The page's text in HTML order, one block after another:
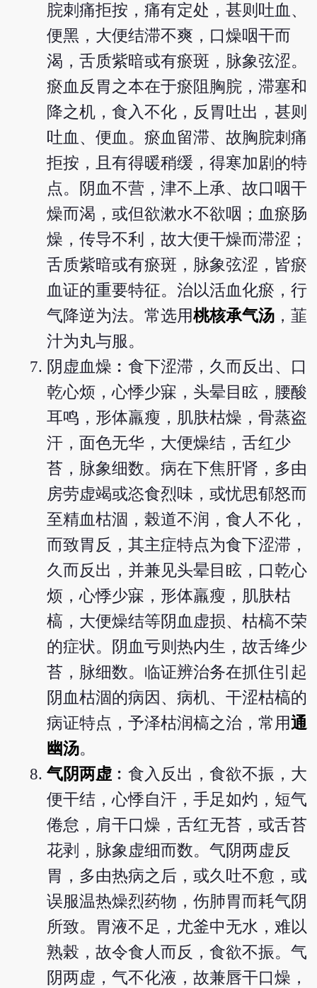
脘刺痛拒按，痛有定处，甚则吐血、
便黑，大便结滞不爽，口燥咽干而
渴，舌质紫暗或有瘀斑，脉象弦涩。
瘀血反胃之本在于瘀阻胸脘，滞塞和
降之机，食入不化，反胃吐出，甚则
吐血、便血。瘀血留滞、故胸脘刺痛
拒按，且有得暖稍缓，得寒加剧的特
点。阴血不营，津不上承、故口咽干
燥而渴，或但欲漱水不欲咽；血瘀肠
燥，传导不利，故大便干燥而滞涩；
舌质紫暗或有瘀斑，脉象弦涩，皆瘀
血证的重要特征。治以活血化瘀，行
气降逆为法。常选用桃核承气汤 ，韮
汁为丸与服。
阴虚血燥︰食下涩滞，久而反出、口
乾心烦，心悸少寐，头晕目眩，腰酸
耳鸣，形体羸瘦，肌肤枯燥，骨蒸盗
汗，面色无华，大便燥结，舌红少
苔，脉象细数。病在下焦肝肾，多由
房劳虚竭或恣食烈味，或忧思郁怒而
至精血枯涸，榖道不润，食人不化，
而致胃反，其主症特点为食下涩滞，
久而反出，并兼见头晕目眩，口乾心
烦，心悸少寐，形体羸瘦，肌肤枯
槁，大便燥结等阴血虚损、枯槁不荣
的症状。阴血亏则热内生，故舌绛少
苔，脉细数。临证辨治务在抓住引起
阴血枯涸的病因、病机、干涩枯槁的
病证特点，予泽枯润槁之治，常用通
幽汤。
气阴两虚 ︰食入反出，食欲不振，大
便干结，心悸自汗，手足如灼，短气
倦怠，肩干口燥，舌红无苔，或舌苔
花剥，脉象虚细而数。气阴两虚反
胃，多由热病之后，或久吐不愈，或
误服温热燥烈药物，伤肺胃而耗气阴
所致。胃液不足，尤釜中无水，难以
熟榖，故令食人而反，食欲不振。气
阴两虚，气不化液，故兼唇干口燥，